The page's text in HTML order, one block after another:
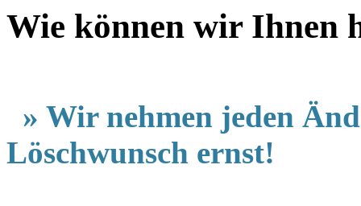
Wie können wir Ihnen
» Wir nehmen jeden
Löschwunsch ernst!